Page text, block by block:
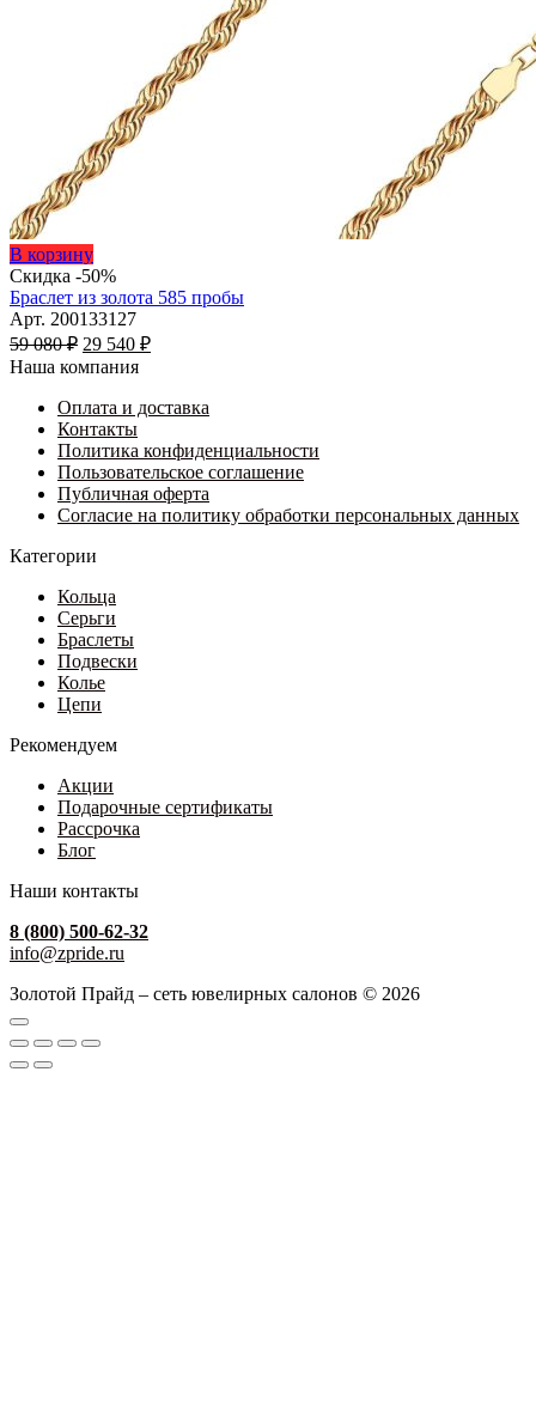
В корзинуЭтот
товар
имеет
несколько
вариаций.
Опции
выбрать
на
странице
товара.
Скидка -50%
Браслет из золота 585 пробы
Арт. 200133127
59 080₽ Первоначальная
цена
59
080 ₽.
29 540 ₽Текущая
540 ₽.
Наша компания
Оплата и доставка
Контакты
Политика конфиденциальности
Пользовательское соглашение
Публичная оферта
Согласие на политику обработки персональных данных
Категории
Кольца
Серьги
Браслеты
Подвески
Колье
Цепи
Рекомендуем
Акции
Подарочные сертификаты
Рассрочка
Блог
Наши контакты
8 (800) 500-62-32
info@zpride.ru
Золотой Прайд – сеть ювелирных салонов © 2026